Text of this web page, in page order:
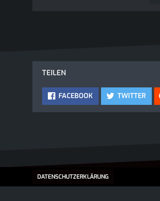
TEILEN
FACEBOOK TWITTER
DATENSCHUTZERKLÄRUNG